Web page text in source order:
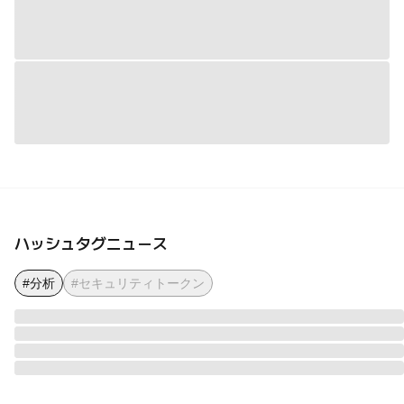
ハッシュタグニュース
#分析 #セキュリティトークン